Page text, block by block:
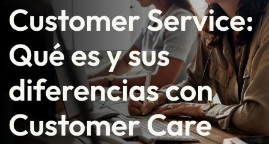
Customer Service:
Qué es y sus
diferencias con
Customer Care